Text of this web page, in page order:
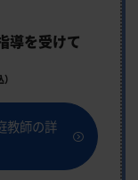
導を受けて
教師の詳